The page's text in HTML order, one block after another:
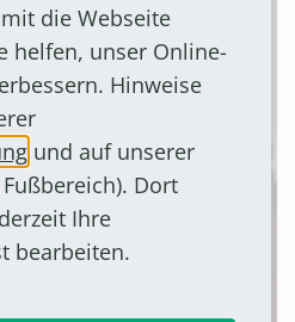
die Webseite
helfen, unser Online-
Hinweise
und auf unserer
Dort
Ihre
bearbeiten.